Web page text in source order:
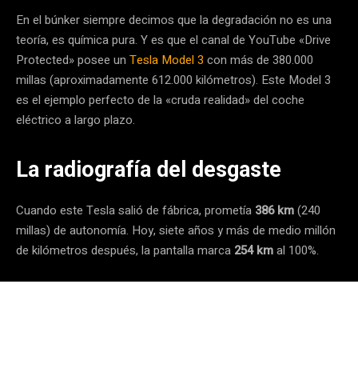
En el búnker siempre decimos que la degradación no es una
teoría, es química pura. Y es que el canal de YouTube «Drive
Protected» posee un Tesla Model 3 con más de 380.000
millas (aproximadamente 612.000 kilómetros). Este Model 3
es el ejemplo perfecto de la «cruda realidad» del coche
eléctrico a largo plazo.
La radiografía del desgaste
Cuando este Tesla salió de fábrica, prometía 386 km(240
millas) de autonomía. Hoy, siete años y más de medio millón
de kilómetros después, la pantalla marca 254 kmal 100%.